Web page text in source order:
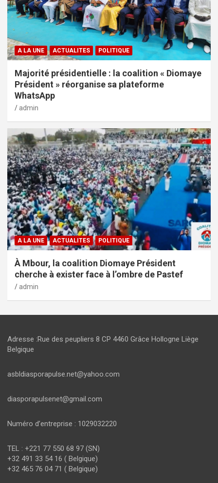
A LA UNE ACTUALITES POLITIQUE
Majorité présidentielle : la coalition « Diomaye
Président » réorganise sa plateforme
WhatsApp
admin
A LA UNE ACTUALITES POLITIQUE
À Mbour, la coalition Diomaye Président
cherche à exister face à l’ombre de Pastef
admin
Adresse :Rue des peupliers 8 CP 4460 Grâce Hollogne Liège
Belgique
asbldiasporapulse.net@yahoo.com
diasporapulsenet@gmail.com
Numéro d’entreprise : 1029032220
TEL : +221 77 550 68 97 (SN)
+32 491 33 54 16 ( Belgique)
+32 465 76 04 71 ( Belgique)